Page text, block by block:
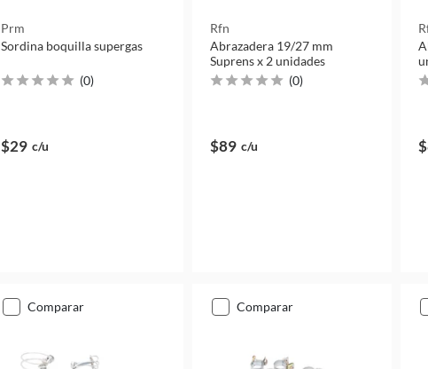
Prm
Sordina boquilla supergas
(0)
$29 c/u
Rfn
Abrazadera 19/27 mm
Suprens x 2 unidades
(0)
$89 c/u
comparar comparar